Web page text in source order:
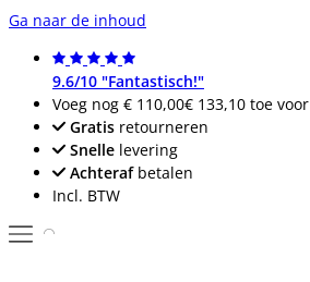
Ga naar de inhoud
9.6/10 "Fantastisch!"
Voeg nog € 110,00€ 133,10 toe voor
Gratis retourneren
Snelle levering
Achterafbetalen
Incl. BTW